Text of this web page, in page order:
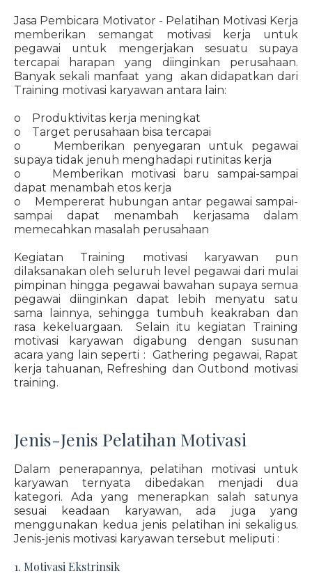
Jasa Pembicara Motivator - Pelatihan Motivasi Kerja
memberikan semangat motivasi kerja untuk
pegawai untuk mengerjakan sesuatu supaya
tercapai harapan yang diinginkan perusahaan.
Banyak sekali manfaat yang akan didapatkan dari
Training motivasi karyawan antara lain:
o Produktivitas kerja meningkat
o Target perusahaan bisa tercapai
o Memberikan penyegaran untuk pegawai
supaya tidak jenuh menghadapi rutinitas kerja
o Memberikan motivasi baru sampai-sampai
dapat menambah etos kerja
o Mempererat hubungan antar pegawai sampai-
sampai dapat menambah kerjasama dalam
memecahkan masalah perusahaan
Kegiatan Training motivasi karyawan pun
dilaksanakan oleh seluruh level pegawai dari mulai
pimpinan hingga pegawai bawahan supaya semua
pegawai diinginkan dapat lebih menyatu satu
sama lainnya, sehingga tumbuh keakraban dan
rasa kekeluargaan. Selain itu kegiatan Training
motivasi karyawan digabung dengan susunan
acara yang lain seperti : Gathering pegawai, Rapat
kerja tahuanan, Refreshing dan Outbond motivasi
training.
Jenis-Jenis Pelatihan Motivasi
Dalam penerapannya, pelatihan motivasi untuk
karyawan ternyata dibedakan menjadi dua
kategori. Ada yang menerapkan salah satunya
sesuai keadaan karyawan, ada juga yang
menggunakan kedua jenis pelatihan ini sekaligus.
Jenis-jenis motivasi karyawan tersebut meliputi :
1. Motivasi Ekstrinsik